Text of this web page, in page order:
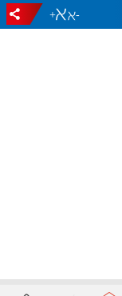
-
+